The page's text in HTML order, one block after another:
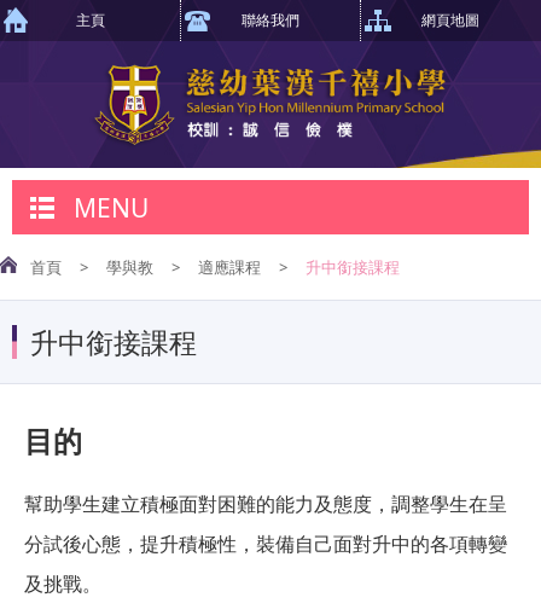
主頁 聯絡我們 網頁地圖
MENU
首頁 > 學與教 > 適應課程 > 升中銜接課程
升中銜接課程
目的
幫助學生建立積極面對困難的能力及態度，調整學生在呈
分試後心態，提升積極性，裝備自己面對升中的各項轉變
及挑戰。